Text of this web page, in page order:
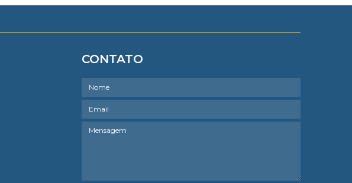
CONTATO